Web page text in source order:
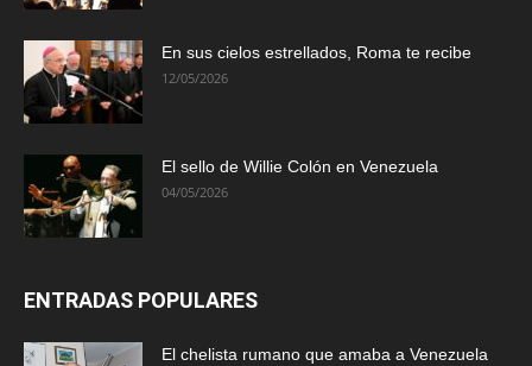
En sus cielos estrellados, Roma te recibe
12/05/2026
El sello de Willie Colón en Venezuela
04/05/2026
ENTRADAS POPULARES
El chelista rumano que amaba a Venezuela